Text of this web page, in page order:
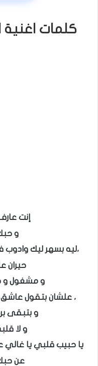
كلمات اغنية
إنت
و
،ليه بسهر ليك
حيران
و مشغول و
، علشان بتقول
و بتبقى
و لا
يا حبيب قلبي يا
عن